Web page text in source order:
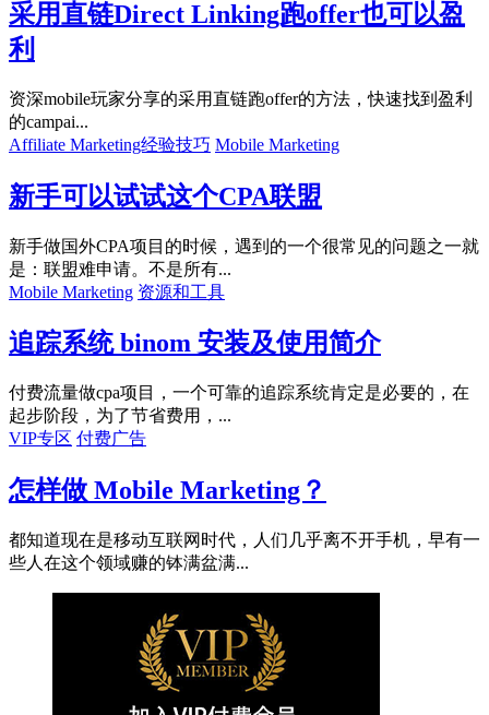
采用直链Direct Linking跑offer也可以盈
利
资深mobile玩家分享的采用直链跑offer的方法，快速找到盈利
的campai...
Affiliate Marketing经验技巧 Mobile Marketing
新手可以试试这个CPA联盟
新手做国外CPA项目的时候，遇到的一个很常见的问题之一就
是：联盟难申请。不是所有...
Mobile Marketing 资源和工具
追踪系统 binom 安装及使用简介
付费流量做cpa项目，一个可靠的追踪系统肯定是必要的，在
起步阶段，为了节省费用，...
VIP专区 付费广告
怎样做 Mobile Marketing？
都知道现在是移动互联网时代，人们几乎离不开手机，早有一
些人在这个领域赚的钵满盆满...